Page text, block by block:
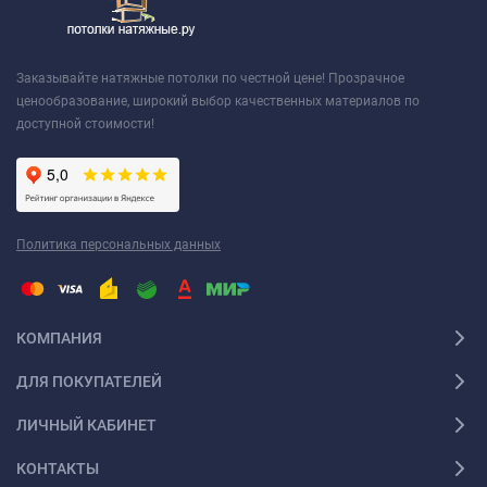
Заказывайте натяжные потолки по честной цене! Прозрачное
ценообразование, широкий выбор качественных материалов по
доступной стоимости!
Политика персональных данных
КОМПАНИЯ
ДЛЯ ПОКУПАТЕЛЕЙ
ЛИЧНЫЙ КАБИНЕТ
КОНТАКТЫ